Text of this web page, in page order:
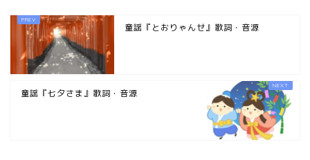
童謡『とおりゃんせ』歌詞・音源
童謡『七夕さま』歌詞・音源